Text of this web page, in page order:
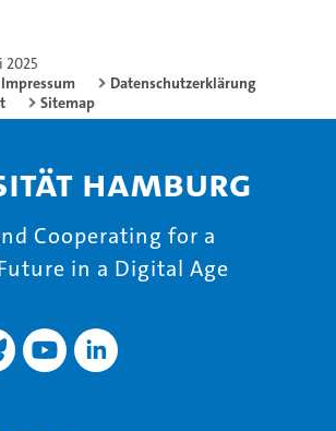
2025
Impressum
Datenschutzerklärung
Sitemap
Hamburg
Cooperating for a
in a Digital Age